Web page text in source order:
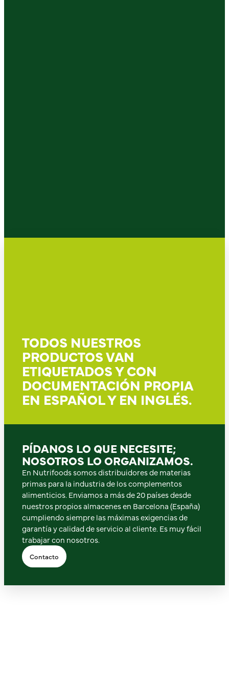
TODOS NUESTROS
PRODUCTOS VAN
ETIQUETADOS Y CON
DOCUMENTACIÓN PROPIA
EN ESPAÑOL Y EN INGLÉS.
PÍDANOS LO QUE NECESITE;
NOSOTROS LO ORGANIZAMOS.
En Nutrifoods somos distribuidores de materias
primas para la industria de los complementos
alimenticios. Enviamos a más de 20 países desde
nuestros propios almacenes en Barcelona (España)
cumpliendo siempre las máximas exigencias de
garantía y calidad de servicio al cliente. Es muy fácil
trabajar con nosotros.
Contacto